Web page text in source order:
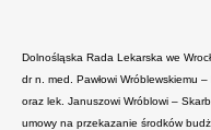
Dolnośląska Rada Lekarska we
dr n. med. Pawłowi Wróblewskiemu
oraz lek. Januszowi Wróblowi –
umowy na przekazanie środków